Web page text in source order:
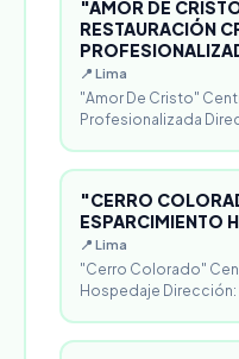
"AMOR DE
RESTAURACIÓN
📍 Lima
"Amor De Cristo"
Profesionalizada
"CERRO
ESPARCIMIENTO
📍 Lima
"Cerro Colorado"
Hospedaje Dirección: